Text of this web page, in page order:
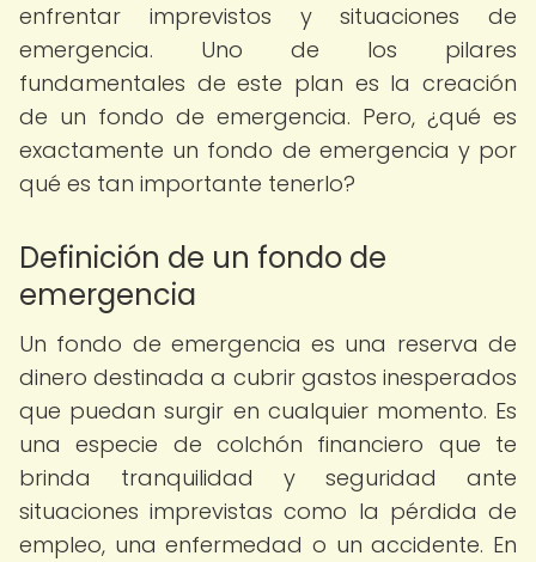
enfrentar imprevistos y situaciones de
emergencia. Uno de los pilares
fundamentales de este plan es la creación
de un fondo de emergencia. Pero, ¿qué es
exactamente un fondo de emergencia y por
qué es tan importante tenerlo?
Definición de un fondo de
emergencia
Un fondo de emergencia es una reserva de
dinero destinada a cubrir gastos inesperados
que puedan surgir en cualquier momento. Es
una especie de colchón financiero que te
brinda tranquilidad y seguridad ante
situaciones imprevistas como la pérdida de
empleo, una enfermedad o un accidente. En